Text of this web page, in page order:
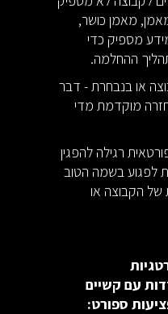
מאמן כושר,
מספיק כדי
ההחלמה.
או בנבחרת - דבר
מוקדמת מדי
רגילה להפגין
לפגוע בשמה הטוב
של הקבוצה או
עם קשיים
ספורט: